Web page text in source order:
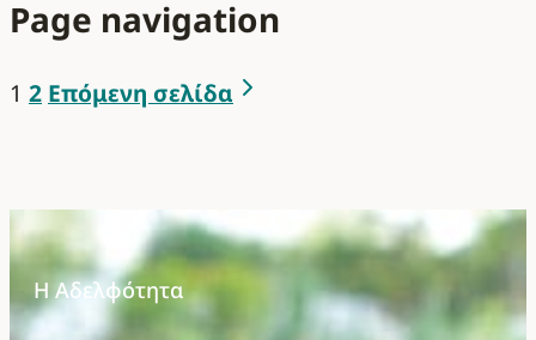
Page navigation
1 2 Επόμενη σελίδα
Η Αδελφότητα